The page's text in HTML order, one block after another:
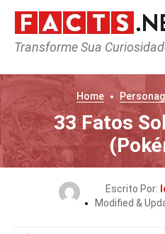
Transforme Sua
Home
33 Fatos
Escrito Por:
Modified &